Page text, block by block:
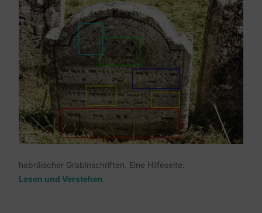
hebräischer Grabinschriften. Eine Hilfeseite:
Lesen und Verstehen